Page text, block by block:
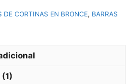
TERMINAL
DE CORTINAS EN BRONCE, BARRAS